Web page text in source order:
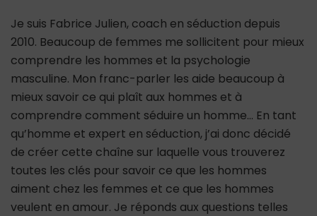
Je suis Fabrice Julien, coach en séduction depuis
2010. Beaucoup de femmes me sollicitent pour mieux
comprendre les hommes et la psychologie
masculine. Mon franc-parler les aide beaucoup à
mieux savoir ce qui plaît aux hommes et à
comprendre comment séduire un homme… En tant
qu’homme et expert en séduction, j’ai donc décidé
de créer cette chaîne sur laquelle vous trouverez
toutes les clés pour savoir ce que les hommes
aiment chez les femmes et ce que les hommes
veulent en amour. Je réponds aux questions telles